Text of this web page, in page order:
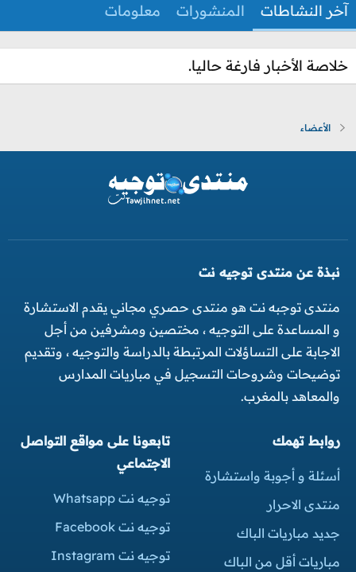
آخر النشاطات المنشورات معلومات
خلاصة الأخبار فارغة حاليا.
الأعضاء
نبذة عن منتدى توجيه نت
منتدى توجبه نت هو منتدى حصري مجاني يقدم الاستشارة
و المساعدة على التوجيه ، مختصين ومشرفين من أجل
الاجابة على التساؤلات المرتبطة بالدراسة والتوجيه ، وتقديم
توضيحات وشروحات التسجيل في مباريات المدارس
والمعاهد بالمغرب.
روابط تهمك
أسئلة و أجوبة واستشارة
منتدى الاحرار
جديد مباريات الباك
مباريات أقل من الباك
تابعونا على مواقع التواصل
الاجتماعي
توجيه نت Whatsapp
توجيه نت Facebook
توجيه نت Instagram